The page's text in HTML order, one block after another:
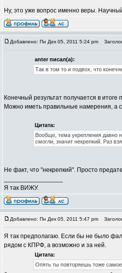
Ну, это уже вопрос именно веры.
Добавлено: Пн Дек 05, 2011 5:24 pm
anter писал(а):
Так в том то и подвох, что
Конечный результат получается в
Можно иметь правильные намерения, а
Цитата:
Вообще, тема укрепления давно
смогли, значит некрепкий. Раз
Не факт, что "некрепкий". Просто
Я так ВИЖУ.
Добавлено: Пн Дек 05, 2011 5:47 pm
Я так предполагаю. Если бы не было
рядом с КПРФ, а возможно и за ней.
Цитата:
Опять ты повторяешь тоже самое